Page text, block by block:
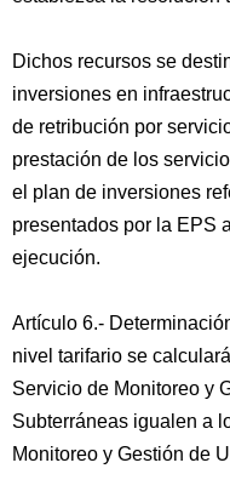
Dichos recursos se
inversiones en
de retribución por
prestación de los
el plan de inversiones
presentados por la EPS
ejecución.
Artículo 6.-
nivel tarifario se
Servicio de Monitoreo y
Subterráneas igualen a
Monitoreo y Gestión de